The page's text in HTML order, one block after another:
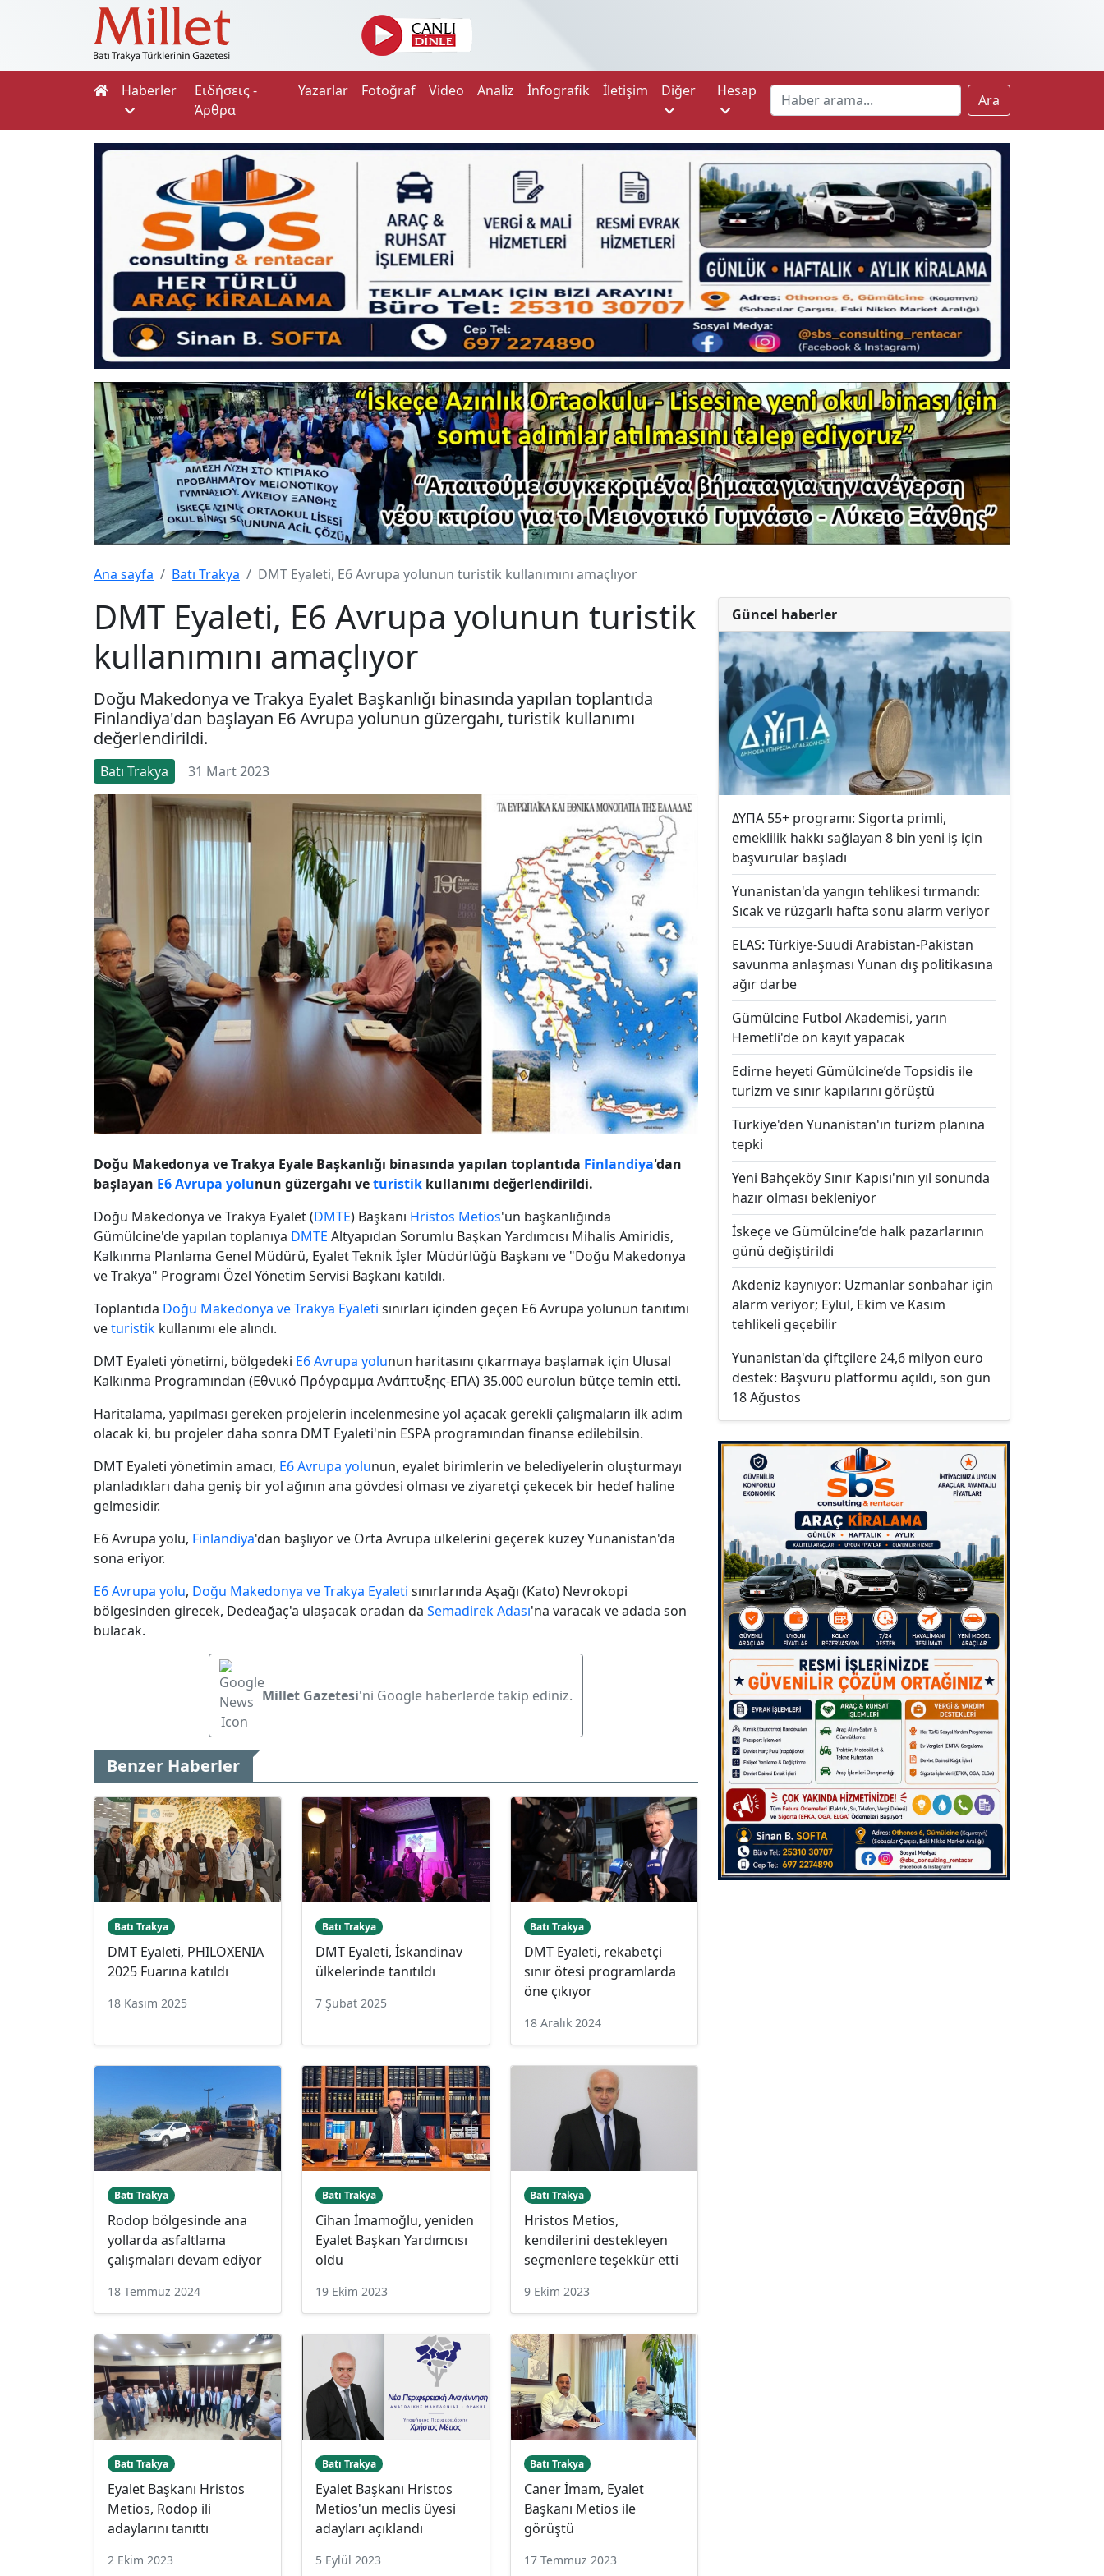
Haberler
Ειδήσεις -
Άρθρα
Yazarlar Fotoğraf Video Analiz İnfografik İletişim Diğer Hesap
Ara
Ana sayfa Batı Trakya DMT Eyaleti, E6 Avrupa yolunun turistik kullanımını amaçlıyor
DMT Eyaleti, E6 Avrupa yolunun turistik
kullanımını amaçlıyor
Doğu Makedonya ve Trakya Eyalet Başkanlığı binasında yapılan toplantıda
Finlandiya'dan başlayan E6 Avrupa yolunun güzergahı, turistik kullanımı
değerlendirildi.
Batı Trakya 31 Mart 2023
Doğu Makedonya ve Trakya Eyale Başkanlığı binasında yapılan toplantıda Finlandiya'dan
başlayan E6 Avrupa yolunun güzergahı veturistik kullanımı değerlendirildi.
Doğu Makedonya ve Trakya Eyalet (DMTE) Başkanı Hristos Metios'un başkanlığında
Gümülcine'de yapılan toplanıya DMTE Altyapıdan Sorumlu Başkan Yardımcısı Mihalis Amiridis,
Kalkınma Planlama Genel Müdürü, Eyalet Teknik İşler Müdürlüğü Başkanı ve "Doğu Makedonya
ve Trakya" Programı Özel Yönetim Servisi Başkanı katıldı.
Toplantıda Doğu Makedonya ve Trakya Eyaleti sınırları içinden geçen E6Avrupa yolunun tanıtımı
veturistik kullanımı ele alındı.
DMT Eyaleti yönetimi, bölgedeki E6 Avrupa yolunun haritasını çıkarmaya başlamak için Ulusal
Kalkınma Programından (Εθνικό Πρόγραμμα Ανάπτυξης-ΕΠΑ) 35.000 eurolun bütçe temin etti.
Haritalama, yapılması gereken projelerin incelenmesine yol açacak gerekli çalışmaların ilk adım
olacak ki, bu projeler daha sonra DMT Eyaleti'nin ESPA programından finanse edilebilsin.
DMT Eyaleti yönetimin amacı, E6 Avrupa yolunun, eyalet birimlerin ve belediyelerin oluşturmayı
planladıkları daha geniş bir yol ağının ana gövdesi olması ve ziyaretçi çekecek bir hedef haline
gelmesidir.
E6Avrupa yolu, Finlandiya'dan başlıyor ve Orta Avrupa ülkelerini geçerek kuzey Yunanistan'da
sona eriyor.
E6 Avrupa yolu, Doğu Makedonya ve Trakya Eyaleti sınırlarında Aşağı (Kato) Nevrokopi
bölgesinden girecek, Dedeağaç'a ulaşacak oradan da Semadirek Adası'na varacak ve adada son
bulacak.
Millet Gazetesi'ni Google haberlerde takip ediniz.
Benzer Haberler
Batı Trakya
DMT Eyaleti, PHILOXENIA
2025 Fuarına katıldı
18 Kasım 2025
Batı Trakya
DMT Eyaleti, İskandinav
ülkelerinde tanıtıldı
7 Şubat 2025
Batı Trakya
DMT Eyaleti, rekabetçi
sınır ötesi programlarda
öne çıkıyor
18 Aralık 2024
Batı Trakya
Rodop bölgesinde ana
yollarda asfaltlama
çalışmaları devam ediyor
18 Temmuz 2024
Batı Trakya
Cihan İmamoğlu, yeniden
Eyalet Başkan Yardımcısı
oldu
19 Ekim 2023
Batı Trakya
Hristos Metios,
kendilerini destekleyen
seçmenlere teşekkür etti
9 Ekim 2023
Batı Trakya
Eyalet Başkanı Hristos
Metios, Rodop ili
adaylarını tanıttı
2 Ekim 2023
Batı Trakya
Eyalet Başkanı Hristos
Metios'un meclis üyesi
adayları açıklandı
5 Eylül 2023
Batı Trakya
Caner İmam, Eyalet
Başkanı Metios ile
görüştü
17 Temmuz 2023
Güncel haberler
ΔΥΠΑ 55+ programı: Sigorta primli,
emeklilik hakkı sağlayan 8 bin yeni iş için
başvurular başladı
Yunanistan'da yangın tehlikesi tırmandı:
Sıcak ve rüzgarlı hafta sonu alarm veriyor
ELAS: Türkiye-Suudi Arabistan-Pakistan
savunma anlaşması Yunan dış politikasına
ağır darbe
Gümülcine Futbol Akademisi, yarın
Hemetli'de ön kayıt yapacak
Edirne heyeti Gümülcine’de Topsidis ile
turizm ve sınır kapılarını görüştü
Türkiye'den Yunanistan'ın turizm planına
tepki
Yeni Bahçeköy Sınır Kapısı'nın yıl sonunda
hazır olması bekleniyor
İskeçe ve Gümülcine’de halk pazarlarının
günü değiştirildi
Akdeniz kaynıyor: Uzmanlar sonbahar için
alarm veriyor; Eylül, Ekim ve Kasım
tehlikeli geçebilir
Yunanistan'da çiftçilere 24,6 milyon euro
destek: Başvuru platformu açıldı, son gün
18 Ağustos